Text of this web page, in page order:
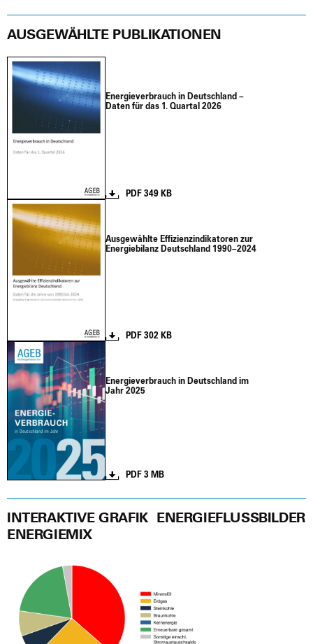
AUSGEWÄHLTE PUBLIKATIONEN
Ener­gie­ver­brauch in Deutsch­land –
Daten für das 1. Quar­tal 2026
PDF 349 KB
Aus­ge­wähl­te Effi­zi­en­z­in­di­ka­to­ren zur
Ener­gie­bi­lanz Deutsch­land 1990–2024
PDF 302 KB
Ener­gie­ver­brauch in Deutsch­land im
Jahr 2025
PDF 3 MB
INTERAKTIVE GRAFIK
ENERGIEMIX
ENERGIEFLUSSBILDER